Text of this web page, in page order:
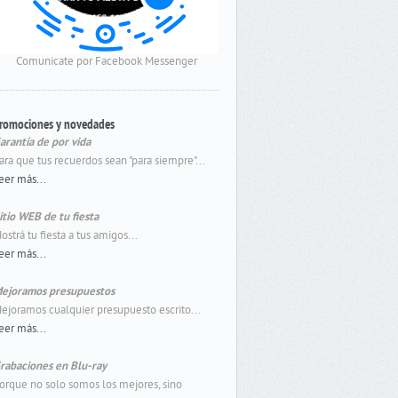
Comunicate por Facebook Messenger
y novedades
de por vida
que tus recuerdos sean "para siempre"...
más...
WEB de tu fiesta
tu fiesta a tus amigos...
más...
presupuestos
cualquier presupuesto escrito...
más...
en Blu-ray
no solo somos los mejores, sino